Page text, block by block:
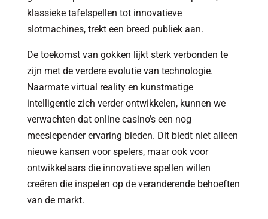
klassieke tafelspellen tot innovatieve
slotmachines, trekt een breed publiek aan.
De toekomst van gokken lijkt sterk verbonden te
zijn met de verdere evolutie van technologie.
Naarmate virtual reality en kunstmatige
intelligentie zich verder ontwikkelen, kunnen we
verwachten dat online casino’s een nog
meeslepender ervaring bieden. Dit biedt niet alleen
nieuwe kansen voor spelers, maar ook voor
ontwikkelaars die innovatieve spellen willen
creëren die inspelen op de veranderende behoeften
van de markt.